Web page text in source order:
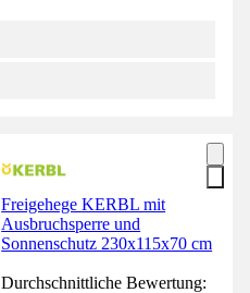
Freigehege KERBL mit
Ausbruchsperre und
Sonnenschutz 230x115x70 cm
Durchschnittliche Bewertung: